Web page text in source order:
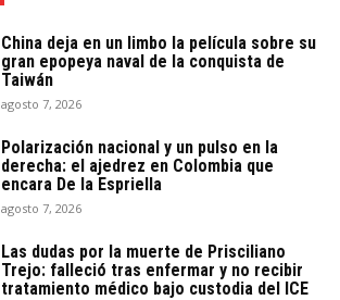
China deja en un limbo la película sobre su
gran epopeya naval de la conquista de
Taiwán
agosto 7, 2026
Polarización nacional y un pulso en la
derecha: el ajedrez en Colombia que
encara De la Espriella
agosto 7, 2026
Las dudas por la muerte de Prisciliano
Trejo: falleció tras enfermar y no recibir
tratamiento médico bajo custodia del ICE